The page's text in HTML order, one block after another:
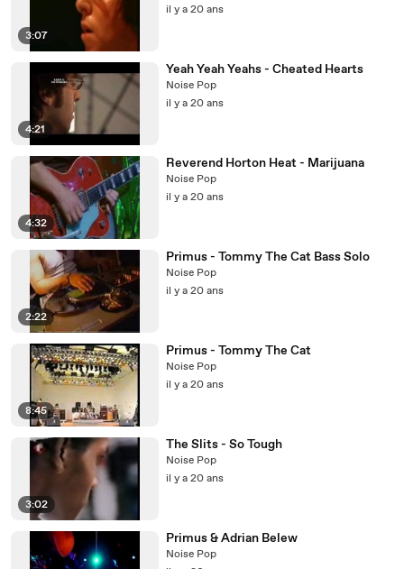
3:07
il y a 20 ans
4:21
Yeah Yeah Yeahs - Cheated Hearts
Noise Pop
il y a 20 ans
4:32
Reverend Horton Heat - Marijuana
Noise Pop
il y a 20 ans
2:22
Primus - Tommy The Cat Bass Solo
Noise Pop
il y a 20 ans
8:45
Primus - Tommy The Cat
Noise Pop
il y a 20 ans
3:02
The Slits - So Tough
Noise Pop
il y a 20 ans
Primus & Adrian Belew
Noise Pop